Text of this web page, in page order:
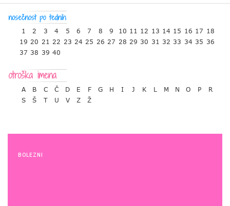
1 2 3 4 5 6 7 8 9 10 11 12 13 14 15 16 17 18
19 20 21 22 23 24 25 26 27 28 29 30 31 32 33 34 35 36
37 38 39 40
A B C Č D E F G H I J K L M N O P
R
S
Š T U V Z Ž
BOLEZNI